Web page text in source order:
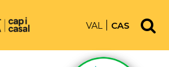
VAL CAS